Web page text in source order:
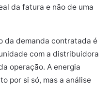
da fatura e não de uma
da demanda contratada é
com a distribuidora
operação. A energia
por si só, mas a análise